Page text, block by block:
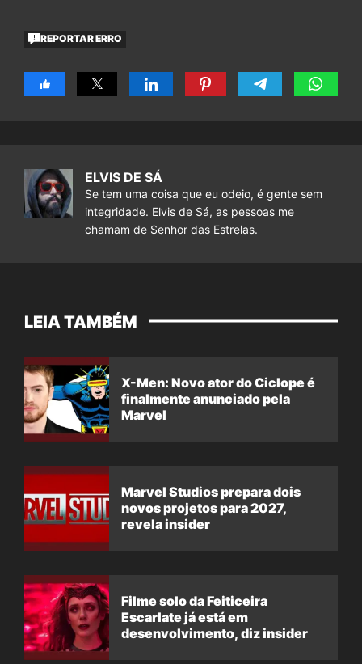
REPORTAR ERRO
ELVIS DE SÁ
Se tem uma coisa que eu odeio, é gente sem
integridade. Elvis de Sá, as pessoas me
chamam de Senhor das Estrelas.
LEIA TAMBÉM
X-Men: Novo ator do Ciclope é
finalmente anunciado pela
Marvel
Marvel Studios prepara dois
novos projetos para 2027,
revela insider
Filme solo da Feiticeira
Escarlate já está em
desenvolvimento, diz insider